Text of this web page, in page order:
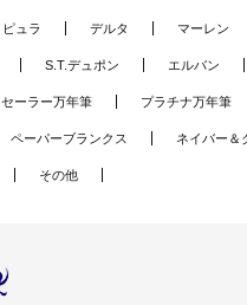
ュラ デルタ マーレン
S.T.デュポン エルバン
セーラー万年筆 プラチナ万年筆
ペーパーブランクス ネイバー＆
その他